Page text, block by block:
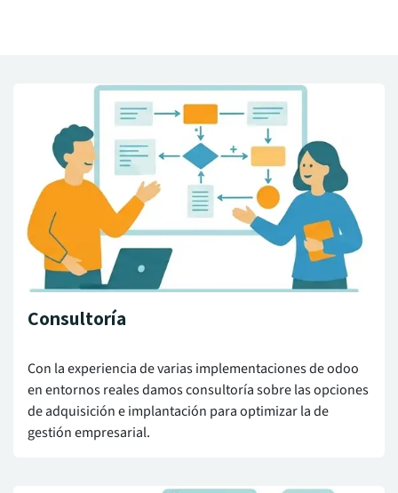
Consultoría
Con la experiencia de varias implementaciones de odoo
en entornos reales damos consultoría sobre las opciones
de adquisición e implantación para optimizar la de
gestión empresarial.